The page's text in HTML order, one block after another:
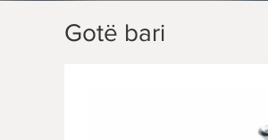
Gotë bari